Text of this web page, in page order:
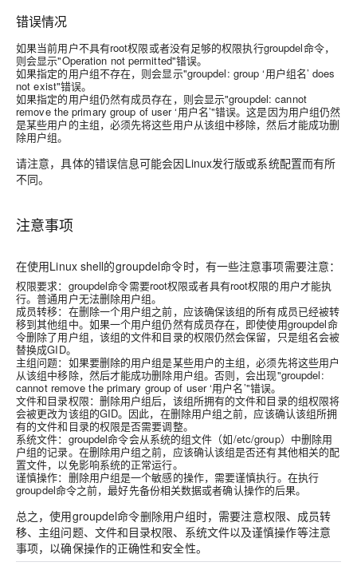
错误情况
如果当前用户不具有root权限或者没有足够的权限执行groupdel命令，
则会显示"Operation not permitted"错误。
如果指定的用户组不存在，则会显示"groupdel: group ‘用户组名’ does
not exist"错误。
如果指定的用户组仍然有成员存在，则会显示"groupdel: cannot
remove the primary group of user ‘用户名’"错误。这是因为用户组仍然
是某些用户的主组，必须先将这些用户从该组中移除，然后才能成功删
除用户组。
请注意，具体的错误信息可能会因Linux发行版或系统配置而有所
不同。
注意事项
在使用Linux shell的groupdel命令时，有一些注意事项需要注意：
权限要求：groupdel命令需要root权限或者具有root权限的用户才能执
行。普通用户无法删除用户组。
成员转移：在删除一个用户组之前，应该确保该组的所有成员已经被转
移到其他组中。如果一个用户组仍然有成员存在，即使使用groupdel命
令删除了用户组，该组的文件和目录的权限仍然会保留，只是组名会被
替换成GID。
主组问题：如果要删除的用户组是某些用户的主组，必须先将这些用户
从该组中移除，然后才能成功删除用户组。否则，会出现"groupdel:
cannot remove the primary group of user ‘用户名’"错误。
文件和目录权限：删除用户组后，该组所拥有的文件和目录的组权限将
会被更改为该组的GID。因此，在删除用户组之前，应该确认该组所拥
有的文件和目录的权限是否需要调整。
系统文件：groupdel命令会从系统的组文件（如/etc/group）中删除用
户组的记录。在删除用户组之前，应该确认该组是否还有其他相关的配
置文件，以免影响系统的正常运行。
谨慎操作：删除用户组是一个敏感的操作，需要谨慎执行。在执行
groupdel命令之前，最好先备份相关数据或者确认操作的后果。
总之，使用groupdel命令删除用户组时，需要注意权限、成员转
移、主组问题、文件和目录权限、系统文件以及谨慎操作等注意
事项，以确保操作的正确性和安全性。